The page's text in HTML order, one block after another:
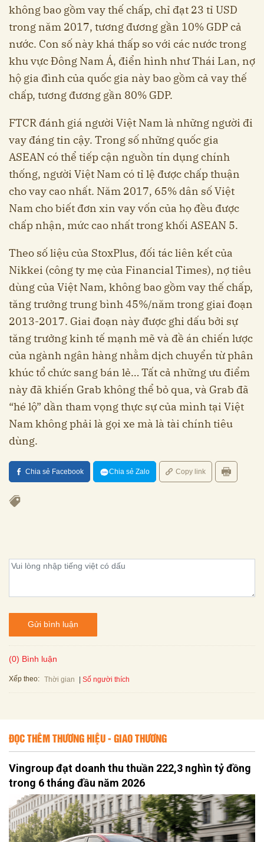
không bao gồm vay thế chấp, chỉ đạt 23 tỉ USD
trong năm 2017, tương đương gần 10% GDP cả
nước. Con số này khá thấp so với các nước trong
khu vực Đông Nam Á, điển hình như Thái Lan, nợ
hộ gia đình của quốc gia này bao gồm cả vay thế
chấp, tương đương gần 80% GDP.
FTCR đánh giá người Việt Nam là những người đi
vay đáng tin cậy. Trong số những quốc gia
ASEAN có thể tiếp cận nguồn tín dụng chính
thống, người Việt Nam có tỉ lệ được chấp thuận
cho vay cao nhất. Năm 2017, 65% dân số Việt
Nam cho biết đơn xin vay vốn của họ đều được
chấp nhận, mức cao nhất trong khối ASEAN 5.
Theo số liệu của StoxPlus, đối tác liên kết của
Nikkei (công ty mẹ của Financial Times), nợ tiêu
dùng của Việt Nam, không bao gồm vay thế chấp,
tăng trưởng trung bình 45%/năm trong giai đoạn
2013-2017. Giai đoạn này được ghi dấu bởi sự
tăng trưởng kinh tế mạnh mẽ và đề án chiến lược
của ngành ngân hàng nhằm dịch chuyển từ phân
khúc tổ chức sang bán lẻ… Tất cả những ưu điểm
này đã khiến Grab không thể bỏ qua, và Grab đã
“hé lộ” dần tham vọng thực sự của mình tại Việt
Nam không phải là gọi xe mà là tài chính tiêu
dùng.
Chia sẻ Facebook Chia sẻ Zalo Copy link
Gửi bình luận
(0) Bình luận
Xếp theo: Thời gian Số người thích
ĐỌC THÊM THƯƠNG HIỆU - GIAO THƯƠNG
Vingroup đạt doanh thu thuần 222,3 nghìn tỷ đồng
trong 6 tháng đầu năm 2026